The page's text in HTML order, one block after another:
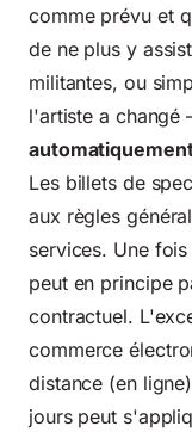
comme prévu et
de ne plus y
militantes, ou
l'artiste a changé
Les billets de
aux règles
services. Une
peut en principe
contractuel.
commerce
distance (en
jours peut